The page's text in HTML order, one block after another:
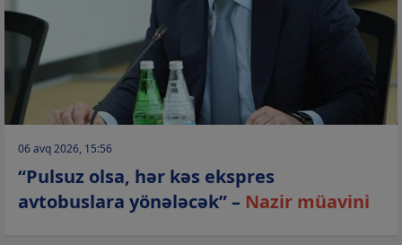
06 avq 2026, 15:56
“Pulsuz olsa, hər kəs ekspres
avtobuslara yönələcək” – Nazir müavini